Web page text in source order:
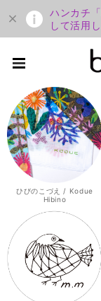
ハンカチ
して活用
ひびのこづえ / Kodue
Hibino